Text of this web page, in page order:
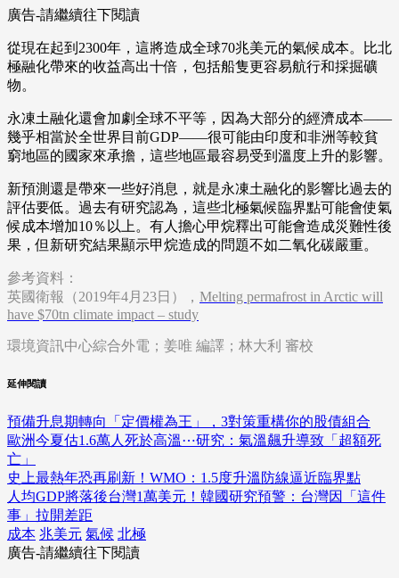
廣告-請繼續往下閱讀
從現在起到2300年，這將造成全球70兆美元的氣候成本。比北
極融化帶來的收益高出十倍，包括船隻更容易航行和採掘礦
物。
永凍土融化還會加劇全球不平等，因為大部分的經濟成本——
幾乎相當於全世界目前GDP——很可能由印度和非洲等較貧
窮地區的國家來承擔，這些地區最容易受到溫度上升的影響。
新預測還是帶來一些好消息，就是永凍土融化的影響比過去的
評估要低。過去有研究認為，這些北極氣候臨界點可能會使氣
候成本增加10％以上。有人擔心甲烷釋出可能會造成災難性後
果，但新研究結果顯示甲烷造成的問題不如二氧化碳嚴重。
參考資料：
英國衛報（2019年4月23日）， Melting permafrost in Arctic will
have $70tn climate impact – study
環境資訊中心綜合外電；姜唯 編譯；林大利 審校
延伸閱讀
預備升息期轉向「定價權為王」，3對策重構你的股債組合
歐洲今夏估1.6萬人死於高溫⋯研究：氣溫飆升導致「超額死
亡」
史上最熱年恐再刷新！WMO：1.5度升溫防線逼近臨界點
人均GDP將落後台灣1萬美元！韓國研究預警：台灣因「這件
事」拉開差距
成本 兆美元 氣候 北極
廣告-請繼續往下閱讀